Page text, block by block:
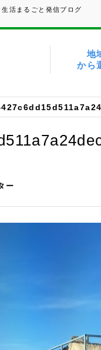
活まるごと発信ブログ
地
から
ー